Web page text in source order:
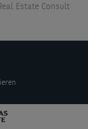
Estate Consult